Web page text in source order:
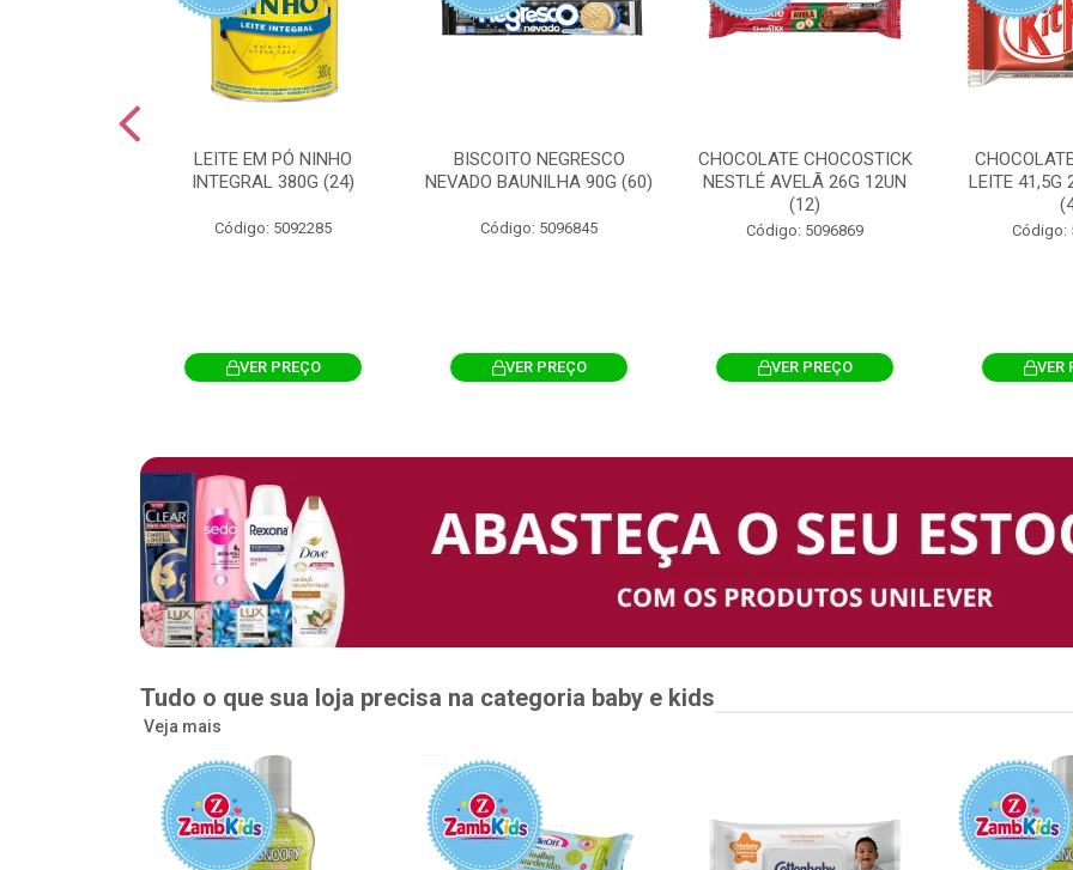
LEITE EM PÓ NINHO
INTEGRAL 380G (24)
Código: 5092285
VER PREÇO
BISCOITO NEGRESCO
NEVADO BAUNILHA 90G (60)
Código: 5096845
VER PREÇO
CHOCOLATE CHOCOSTICK
NESTLÉ AVELÃ 26G 12UN
(12)
Código: 5096869
VER PREÇO
LEITE 41,5G
Código:
VER
Tudo o que sua loja precisa na categoria baby e kids
Veja mais